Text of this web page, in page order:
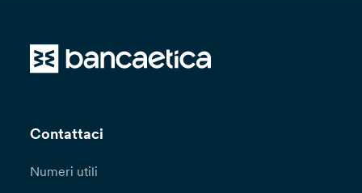
Contattaci
Numeri utili